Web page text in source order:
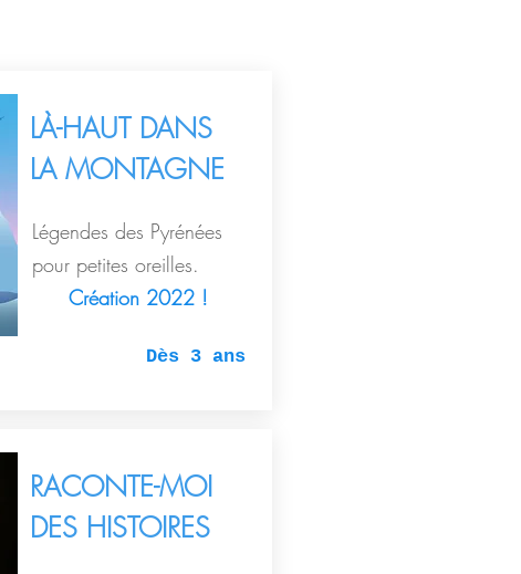
LÀ-HAUT DANS
LA MONTAGNE
Légendes des Pyrénées
pour petites oreilles.
Création 2022 !
Dès 3 ans
RACONTE-MOI
DES HISTOIRES